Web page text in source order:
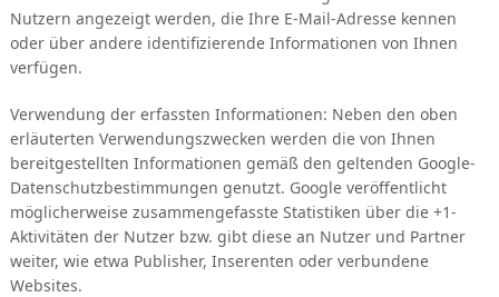
Nutzern angezeigt werden, die Ihre E-Mail-Adresse kennen
oder über andere identifizierende Informationen von Ihnen
verfügen.
Verwendung der erfassten Informationen: Neben den oben
erläuterten Verwendungszwecken werden die von Ihnen
bereitgestellten Informationen gemäß den geltenden Google-
Datenschutzbestimmungen genutzt. Google veröffentlicht
möglicherweise zusammengefasste Statistiken über die +1-
Aktivitäten der Nutzer bzw. gibt diese an Nutzer und Partner
weiter, wie etwa Publisher, Inserenten oder verbundene
Websites.